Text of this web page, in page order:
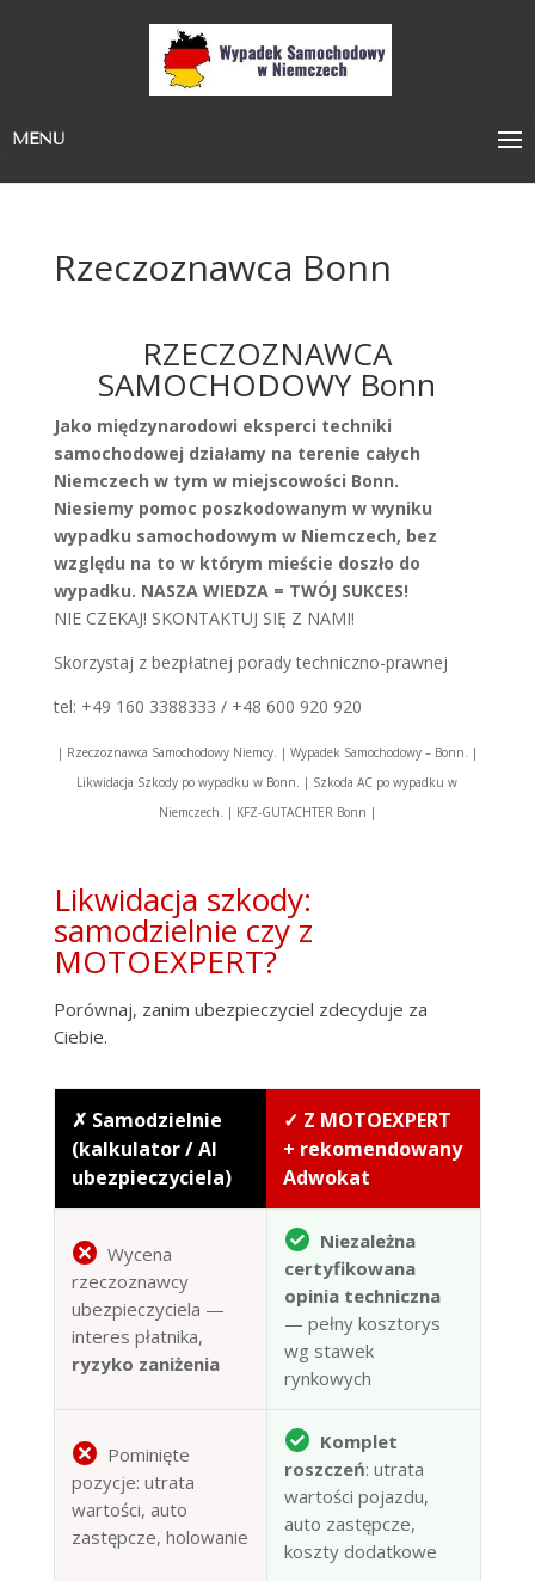
MENU
Rzeczoznawca Bonn
RZECZOZNAWCA
SAMOCHODOWY Bonn
Jako międzynarodowi eksperci techniki
samochodowej działamy na terenie całych
Niemczech w tym w miejscowości Bonn.
Niesiemy pomoc poszkodowanym w wyniku
wypadku samochodowym w Niemczech, bez
względu na to w którym mieście doszło do
wypadku. NASZA WIEDZA = TWÓJ SUKCES!
NIE CZEKAJ! SKONTAKTUJ SIĘ Z NAMI!
Skorzystaj z bezpłatnej porady techniczno-prawnej
tel: +49 160 3388333 / +48 600 920 920
| Rzeczoznawca Samochodowy Niemcy. | Wypadek Samochodowy – Bonn. |
Likwidacja Szkody po wypadku w Bonn. | Szkoda AC po wypadku w
Niemczech. | KFZ-GUTACHTER Bonn |
Likwidacja szkody:
samodzielnie czy z
MOTOEXPERT?
Porównaj, zanim ubezpieczyciel zdecyduje za
Ciebie.
✗ Samodzielnie
(kalkulator / AI
ubezpieczyciela)
✓ Z MOTOEXPERT
+ rekomendowany
Adwokat
Wycena
rzeczoznawcy
ubezpieczyciela —
interes płatnika,
ryzyko zaniżenia
Niezależna
certyfikowana
opinia techniczna
— pełny kosztorys
wg stawek
rynkowych
Pominięte
pozycje: utrata
wartości, auto
zastępcze, holowanie
Komplet
roszczeń: utrata
wartości pojazdu,
auto zastępcze,
koszty dodatkowe